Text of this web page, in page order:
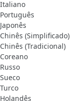
Italiano
Português
Japonês
Chinês (Simplificado)
Chinês (Tradicional)
Coreano
Russo
Sueco
Turco
Holandês